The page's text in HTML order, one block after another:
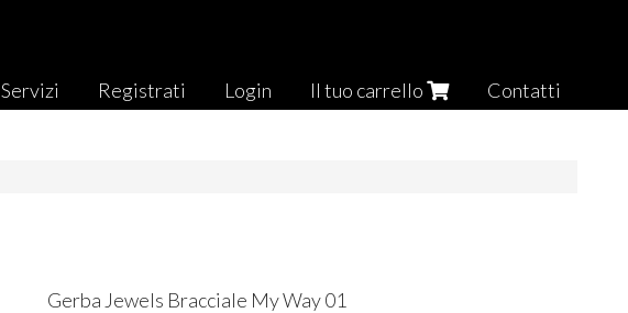
Servizi Registrati Login Il tuo carrello Contatti
Gerba Jewels Bracciale My Way 01